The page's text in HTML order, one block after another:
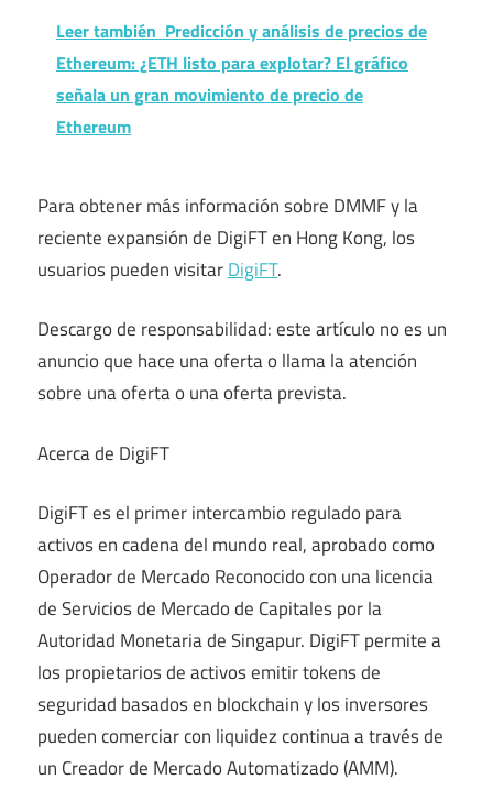
Leer también Predicción y análisis de precios de
Ethereum: ¿ETH listo para explotar? El gráfico
señala un gran movimiento de precio de
Ethereum
Para obtener más información sobre DMMF y la
reciente expansión de DigiFT en Hong Kong, los
usuarios pueden visitarDigiFT.
Descargo de responsabilidad: este artículo no es un
anuncio que hace una oferta o llama la atención
sobre una oferta o una oferta prevista.
Acerca de DigiFT
DigiFT es el primer intercambio regulado para
activos en cadena del mundo real, aprobado como
Operador de Mercado Reconocido con una licencia
de Servicios de Mercado de Capitales por la
Autoridad Monetaria de Singapur. DigiFT permite a
los propietarios de activos emitir tokens de
seguridad basados ​​en blockchain y los inversores
pueden comerciar con liquidez continua a través de
un Creador de Mercado Automatizado (AMM).